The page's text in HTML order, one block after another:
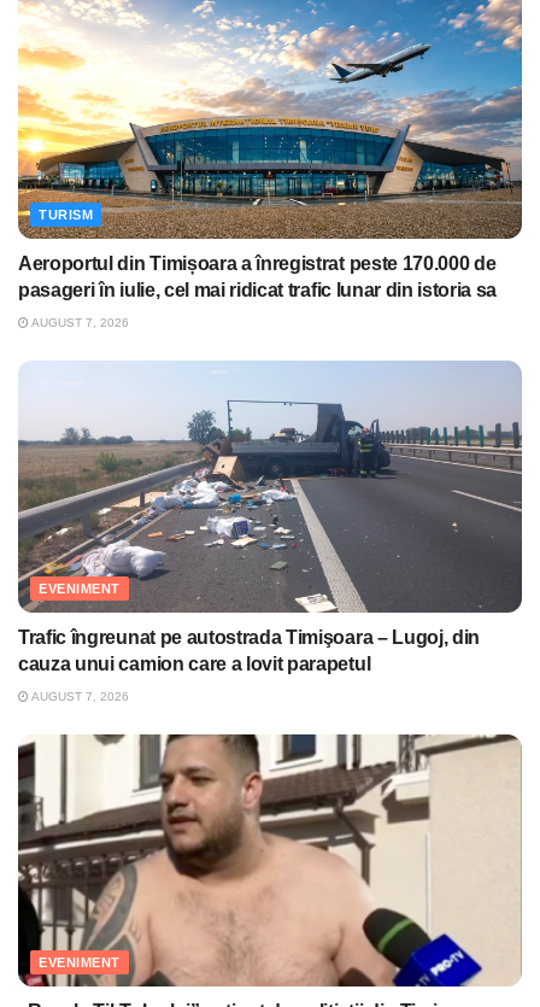
TURISM
Aeroportul din Timișoara a înregistrat peste 170.000 de
pasageri în iulie, cel mai ridicat trafic lunar din istoria sa
AUGUST 7, 2026
EVENIMENT
Trafic îngreunat pe autostrada Timişoara – Lugoj, din
cauza unui camion care a lovit parapetul
AUGUST 7, 2026
EVENIMENT